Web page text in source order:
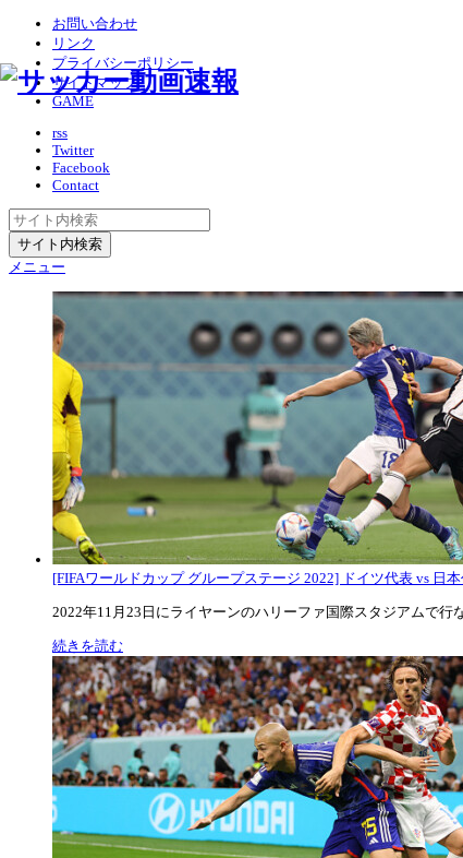
お問い合わせ
リンク
プライバシーポリシー
サイトマップ
GAME
rss
Twitter
Facebook
Contact
メニュー
[FIFAワールドカップ グループステージ 2022] ドイツ代表 vs 日
2022年11月23日にライヤーンのハリーファ国際スタジアムで
続きを読む